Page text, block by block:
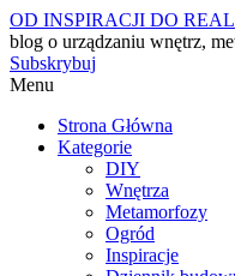
OD INSPIRACJI DO
blog o urządzaniu wnętrz,
Subskrybuj
Menu
Strona Główna
Kategorie
DIY
Wnętrza
Metamorfozy
Ogród
Inspiracje